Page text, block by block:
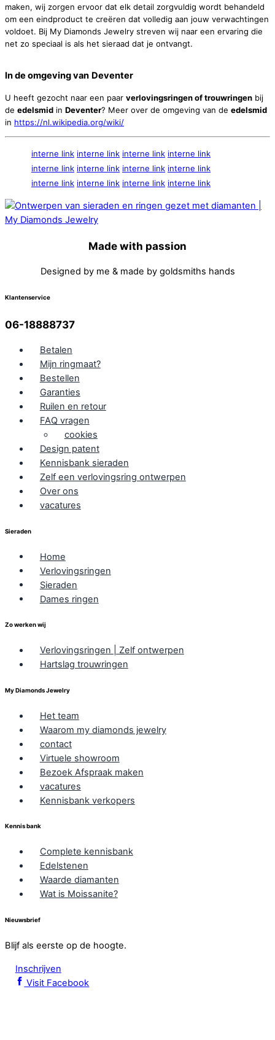
maken, wij zorgen ervoor dat elk detail zorgvuldig wordt behandeld
om een eindproduct te creëren dat volledig aan jouw verwachtingen
voldoet. Bij My Diamonds Jewelry streven wij naar een ervaring die
net zo speciaal is als het sieraad dat je ontvangt.
In de omgeving van Deventer
U heeft gezocht naar een paar verlovingsringen of trouwringen bij
de edelsmid in Deventer? Meer over de omgeving van de edelsmid
in https://nl.wikipedia.org/wiki/
interne link interne link interne link interne link
interne link interne link interne link interne link
interne link interne link interne link interne link
Made with passion
Designed by me & made by goldsmiths hands
Klantenservice
06-18888737
Betalen
Mijn ringmaat?
Bestellen
Garanties
Ruilen en retour
FAQ vragen
cookies
Design patent
Kennisbank sieraden
Zelf een verlovingsring ontwerpen
Over ons
vacatures
Sieraden
Home
Verlovingsringen
Sieraden
Dames ringen
Zo werken wij
Verlovingsringen | Zelf ontwerpen
Hartslag trouwringen
My Diamonds Jewelry
Het team
Waarom my diamonds jewelry
contact
Virtuele showroom
Bezoek Afspraak maken
vacatures
Kennisbank verkopers
Kennis bank
Complete kennisbank
Edelstenen
Waarde diamanten
Wat is Moissanite?
Nieuwsbrief
Blijf als eerste op de hoogte.
Inschrijven
Visit Facebook